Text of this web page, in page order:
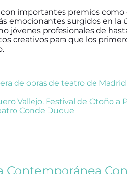
importantes premios como
emocionantes surgidos en la
jóvenes profesionales de
creativos para que los
de obras de teatro de
Vallejo, Festival de Otoño a
Conde Duque
Contemporánea